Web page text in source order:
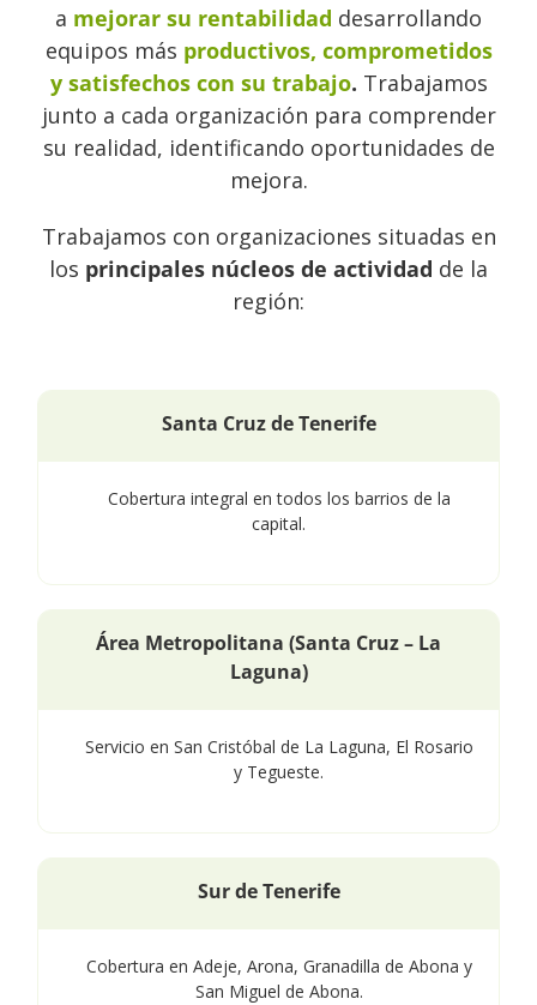
a mejorar su rentabilidad desarrollando
equipos más productivos, comprometidos
y satisfechos con su trabajo. Trabajamos
junto a cada organización para comprender
su realidad, identificando oportunidades de
mejora.
Trabajamos con organizaciones situadas en
los principales núcleos de actividad de la
región:
Santa Cruz de Tenerife
Cobertura integral en todos los barrios de la
capital.
Área Metropolitana (Santa Cruz – La
Laguna)
Servicio en San Cristóbal de La Laguna, El Rosario
y Tegueste.
Sur de Tenerife
Cobertura en Adeje, Arona, Granadilla de Abona y
San Miguel de Abona.